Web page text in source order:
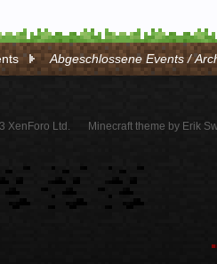
Abgeschlossene Events /
XenForo Ltd.
Minecraft theme by Erik